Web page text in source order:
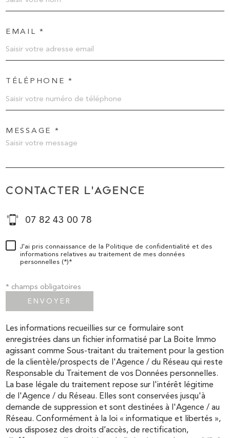
EMAIL *
TÉLÉPHONE *
MESSAGE *
CONTACTER L'AGENCE
07 82 43 00 78
J'ai pris connaissance de la Politique de confidentialité et des
informations relatives au traitement de mes données
personnelles (*)*
* champs obligatoires
ENVOYER
Les informations recueillies sur ce formulaire sont
enregistrées dans un fichier informatisé par La Boite Immo
agissant comme Sous-traitant du traitement pour la gestion
de la clientèle/prospects de l'Agence / du Réseau qui reste
Responsable du Traitement de vos Données personnelles.
La base légale du traitement repose sur l'intérêt légitime
de l'Agence / du Réseau. Elles sont conservées jusqu'à
demande de suppression et sont destinées à l'Agence / au
Réseau. Conformément à la loi « informatique et libertés »,
vous disposez des droits d’accès, de rectification,